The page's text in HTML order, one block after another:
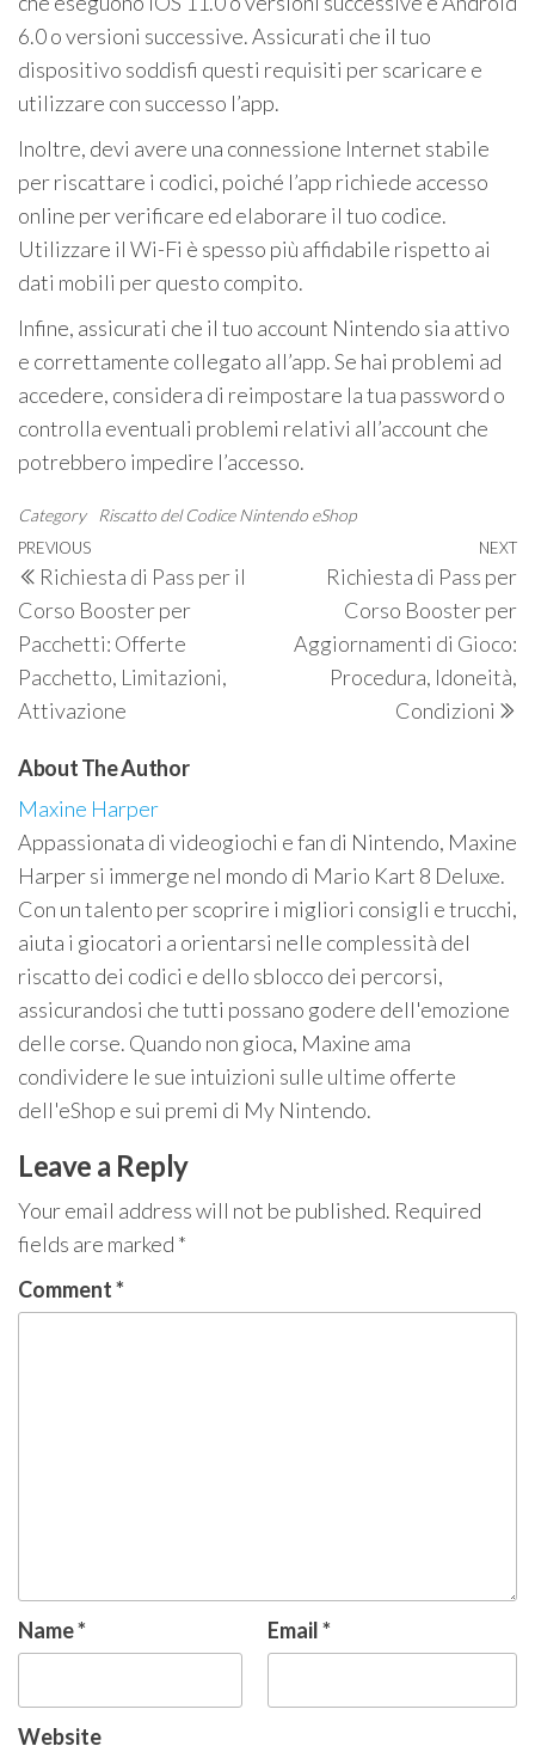
6.0 o versioni successive. Assicurati che il tuo
dispositivo soddisfi questi requisiti per scaricare e
utilizzare con successo l’app.
Inoltre, devi avere una connessione Internet stabile
per riscattare i codici, poiché l’app richiede accesso
online per verificare ed elaborare il tuo codice.
Utilizzare il Wi-Fi è spesso più affidabile rispetto ai
dati mobili per questo compito.
Infine, assicurati che il tuo account Nintendo sia attivo
e correttamente collegato all’app. Se hai problemi ad
accedere, considera di reimpostare la tua password o
controlla eventuali problemi relativi all’account che
potrebbero impedire l’accesso.
Category Riscatto del Codice Nintendo eShop
Post
navigation
Previous
Post
PREVIOUS
Richiesta di Pass per il
Corso Booster per
Pacchetti: Offerte
Pacchetto, Limitazioni,
Attivazione
NEXT
Richiesta di Pass per
Corso Booster per
Aggiornamenti di Gioco:
Procedura, Idoneità,
Condizioni
About The Author
Maxine Harper
Appassionata di videogiochi e fan di Nintendo, Maxine
Harper si immerge nel mondo di Mario Kart 8 Deluxe.
Con un talento per scoprire i migliori consigli e trucchi,
aiuta i giocatori a orientarsi nelle complessità del
riscatto dei codici e dello sblocco dei percorsi,
assicurandosi che tutti possano godere dell'emozione
delle corse. Quando non gioca, Maxine ama
condividere le sue intuizioni sulle ultime offerte
dell'eShop e sui premi di My Nintendo.
Leave a Reply
Your email address will not be published. Required
fields are marked *
Comment*
Name* Email*
Website